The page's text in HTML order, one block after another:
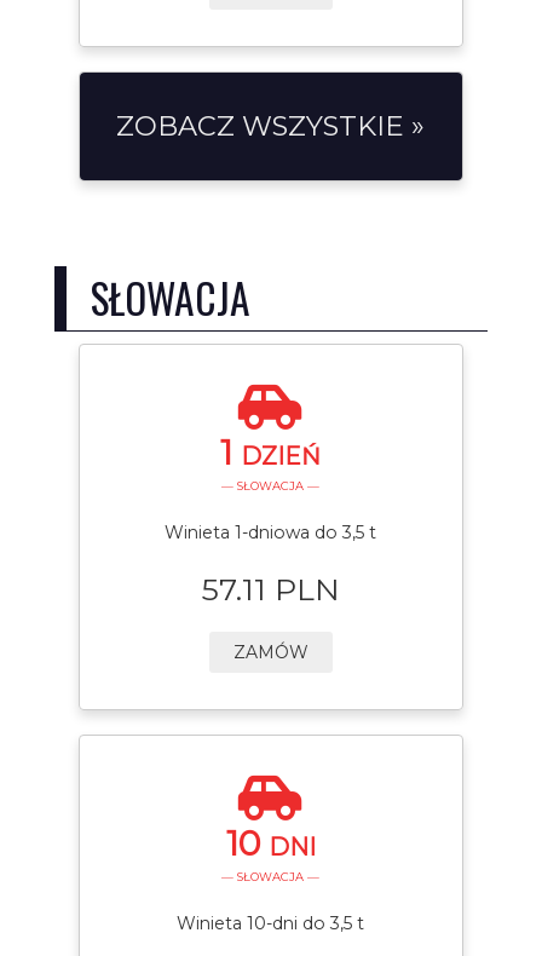
ZOBACZ WSZYSTKIE »
SŁOWACJA
1 DZIEŃ
— SŁOWACJA —
Winieta 1-dniowa do 3,5 t
57.11 PLN
ZAMÓW
10 DNI
— SŁOWACJA —
Winieta 10-dni do 3,5 t